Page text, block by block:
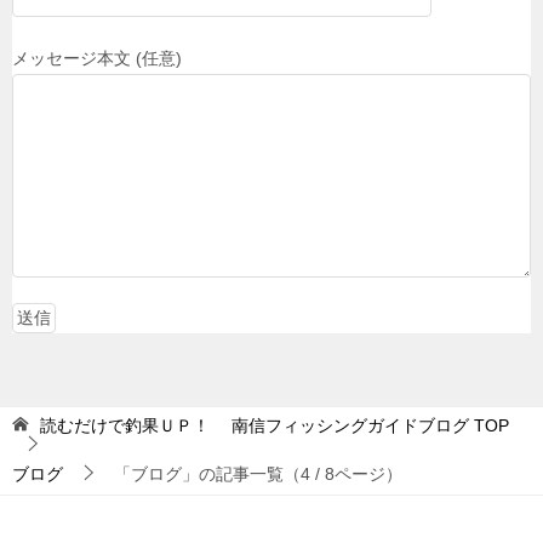
メッセージ本文 (任意)
読むだけで釣果ＵＰ！ 南信フィッシングガイドブログ TOP
ブログ 「ブログ」の記事一覧（4 / 8ページ）